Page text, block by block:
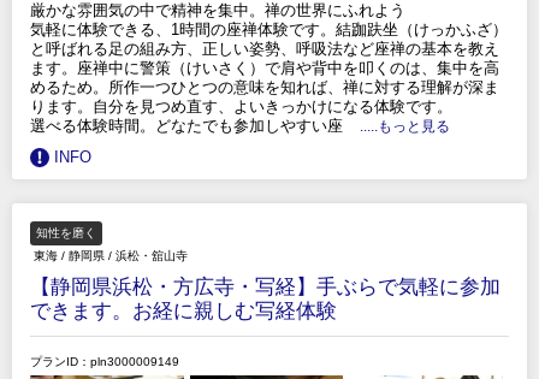
厳かな雰囲気の中で精神を集中。禅の世界にふれよう
気軽に体験できる、1時間の座禅体験です。結跏趺坐（けっかふざ）
と呼ばれる足の組み方、正しい姿勢、呼吸法など座禅の基本を教え
ます。座禅中に警策（けいさく）で肩や背中を叩くのは、集中を高
めるため。所作一つひとつの意味を知れば、禅に対する理解が深ま
ります。自分を見つめ直す、よいきっかけになる体験です。
選べる体験時間。どなたでも参加しやすい座
.....もっと見る
INFO
知性を磨く
東海 / 静岡県 / 浜松・舘山寺
【静岡県浜松・方広寺・写経】手ぶらで気軽に参加
できます。お経に親しむ写経体験
プランID：pln3000009149